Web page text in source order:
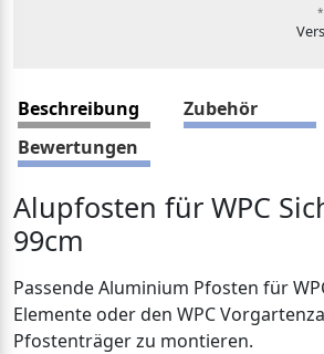
Beschreibung
Zubehör
Bewertungen
Alupfosten für WPC
99cm
Passende Aluminium Pfosten für
Elemente oder den WPC
Pfostenträger zu montieren.